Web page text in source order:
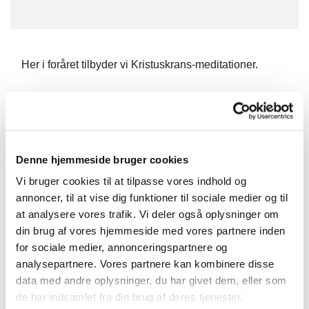
Denne hjemmeside bruger cookies
Vi bruger cookies til at tilpasse vores indhold og
annoncer, til at vise dig funktioner til sociale medier og til
at analysere vores trafik. Vi deler også oplysninger om
din brug af vores hjemmeside med vores partnere inden
for sociale medier, annonceringspartnere og
analysepartnere. Vores partnere kan kombinere disse
data med andre oplysninger, du har givet dem, eller som
de har indsamlet fra din brug af deres tjenester.
Her i foråret tilbyder vi Kristuskrans-meditationer.
Kristuskransen er et armbånd, der består af en række
perler, med hver deres betydning og særpræg. Vi
løbet af 4 gange kommer vi hele kransen igennem.
Man kan låne en kristuskrans i kirken, som vi spritter af
fra gang til gang; man kan også købe den gennem os
for 130 kr. Perlerne er af glas.
Man kan også købe den i en udgave med forskellige
sten, der understøtter den enkelte perles betydning –
den koster 600 kr.